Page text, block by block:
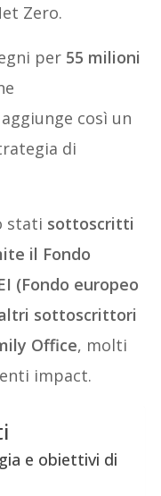
Zero.
per 55 milioni
così un
di
stati sottoscritti
il Fondo
(Fondo europeo
sottoscrittori
Office, molti
impact.
e obiettivi di